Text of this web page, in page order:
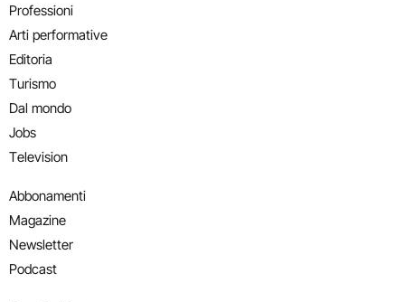
Professioni
Arti performative
Editoria
Turismo
Dal mondo
Jobs
Television
Abbonamenti
Magazine
Newsletter
Podcast